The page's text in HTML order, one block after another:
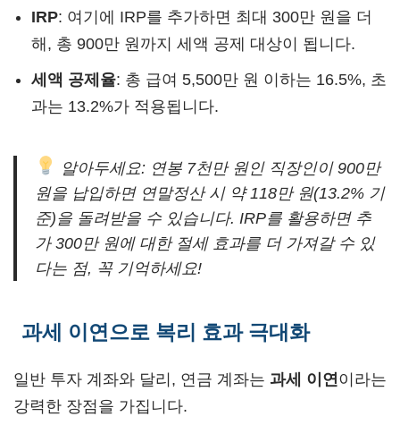
IRP: 여기에 IRP를 추가하면 최대 300만 원을 더
해, 총 900만 원까지 세액 공제 대상이 됩니다.
세액 공제율: 총 급여 5,500만 원 이하는 16.5%, 초
과는 13.2%가 적용됩니다.
알아두세요: 연봉 7천만 원인 직장인이 900만
원을 납입하면 연말정산 시 약 118만 원(13.2% 기
준)을 돌려받을 수 있습니다. IRP를 활용하면 추
가 300만 원에 대한 절세 효과를 더 가져갈 수 있
다는 점, 꼭 기억하세요!
과세 이연으로 복리 효과 극대화
일반 투자 계좌와 달리, 연금 계좌는 과세 이연이라는
강력한 장점을 가집니다.